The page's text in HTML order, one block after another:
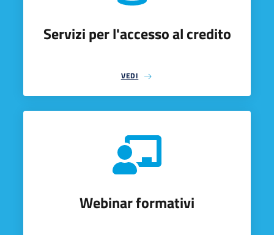
Servizi per l'accesso al credito
VEDI
Webinar formativi